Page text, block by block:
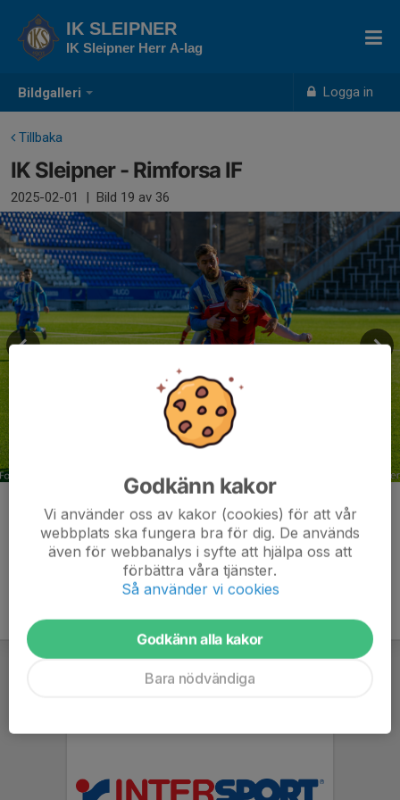
Bildgalleri Logga in
IK SLEIPNER
IK Sleipner Herr A-lag
Tillbaka
IK Sleipner - Rimforsa IF
2025-02-01 | Bild 19 av 36
Kommentarer
Godkänn kakor
Vi använder oss av kakor (cookies) för att vår
webbplats ska fungera bra för dig. De används
även för webbanalys i syfte att hjälpa oss att
förbättra våra tjänster.
Så använder vi cookies
Godkänn alla kakor
Bara nödvändiga